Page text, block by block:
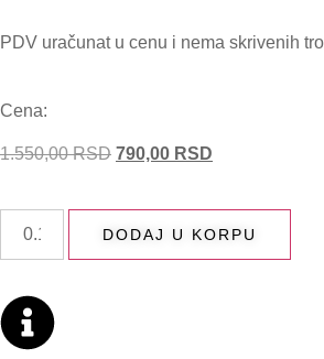
PDV uračunat u cenu i nema skrivenih
Cena:
1.550,00RSD 790,00 RSD
DODAJ U KORPU